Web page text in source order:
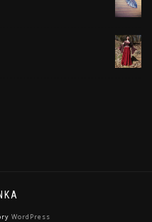
WordPress